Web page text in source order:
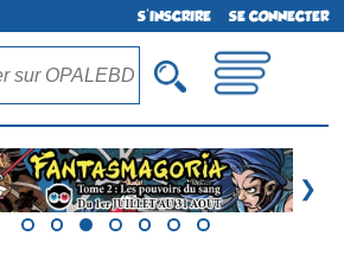
S'INSCRIRE SE CONNECTER
❯